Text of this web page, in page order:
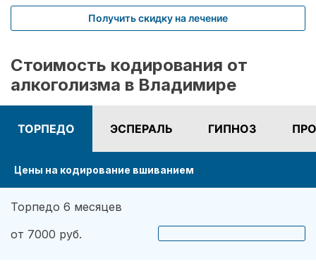
несколько начальных эффективных методик
для меня. Я завязал с приемом спиртных
конечно не обошлось.). На учете нигде не
состою. И вот срок кодировки уже прошел,
но я пить не хочу совсем. Я отказался от
употребления алкоголя навсегда. Спасибо!
Получить скидку на лечение
Стоимость кодирования от
алкоголизма в Владимире
ТОРПЕДО ЭСПЕРАЛЬ ГИПНОЗ
Цены на кодирование вшиванием
Торпедо 6 месяцев
от 7000 руб.